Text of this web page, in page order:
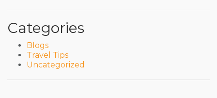
Categories
Blogs
Travel Tips
Uncategorized